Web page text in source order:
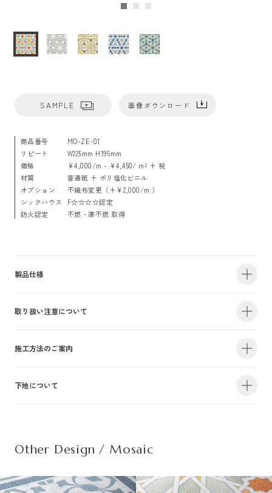
SAMPLE 画像ダウンロード
商品番号
MO-ZE-01
リピート
W225mm H195mm
価格
¥4,000/m - ¥4,450/ m² + 税
材質
普通紙 + ポリ塩化ビニル
オプション
不織布変更（+¥2,000/m ）
シックハウス
F☆☆☆☆認定
防火認定
不燃・準不燃 取得
製品仕様
・サイズ
940mm×47m（有効巾900mm・m切売り）
・防カビ性能
推奨糊は、「プリンテリアボンド」もしくは、「ウォールボンド100」です。
取り扱い注意について
| 1.防火性能について |
建物内の内装仕上げに関しては、建築基準法により防火上の基準が定められ
ださい。詳細は下地についてをご参照ください。
| 2.使用環境について |
施工方法のご案内
詳しい施工方法のご案内につきましては、PDFをご覧ください。
下地について
また種別は随時追加・変更がなされております。必ず最新の情報をご確認く
Other Design / Mosaic